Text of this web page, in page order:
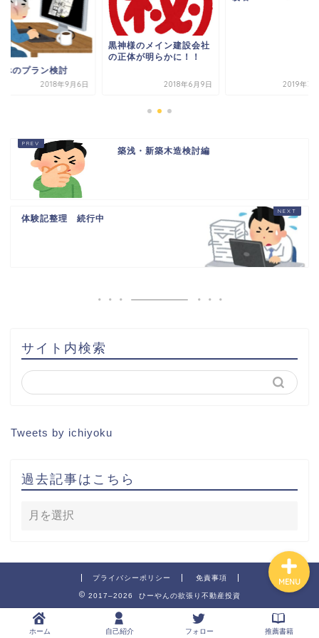
べのプラン検討
2018年9月6日
黒神様のメイン建設会社
の正体が明らかに！！
2018年6月9日 2019年3
築浅・新築木造検討編
体験記整理 続行中
サイト内検索
Tweets by ichiyoku
過去記事はこちら
プライバシーポリシー 免責事項
2017–2026 ひーやんの欲張り不動産投資
ホーム 自己紹介 フォロー 推薦書籍
MENU
HOME
書籍出版
問い合わせ